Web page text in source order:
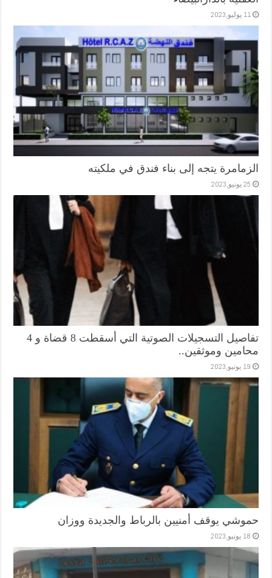
11 يوليو,2023
الزمامرة يتجه إلى بناء فندق في ملكيته
25 يونيو,2023
تفاصيل التسجيلات الصوتية التي أسقطت 8 قضاة و 4
محامين وموثقين..
19 يونيو,2023
حموشي يوقف أمنيين بالرباط والجديدة ووزان
18 يونيو,2023